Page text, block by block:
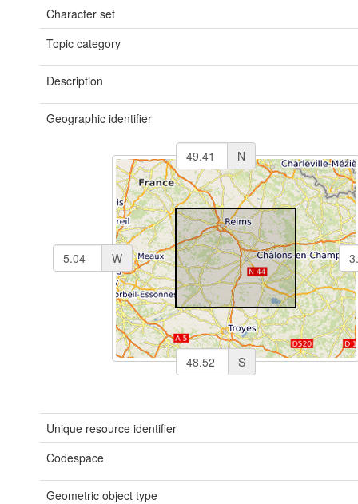
Character set
Topic category
Description
Geographic identifier
N
S
W
Unique resource identifier
Codespace
Geometric object type